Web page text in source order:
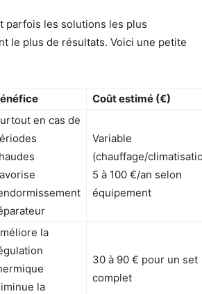
parfois les solutions les plus
le plus de résultats. Voici une petite
Coût estimé (€)
en cas de
Variable
(chauffage/
5 à 100 €/an selon
équipement
la
la
30 à 90 € pour un set
complet